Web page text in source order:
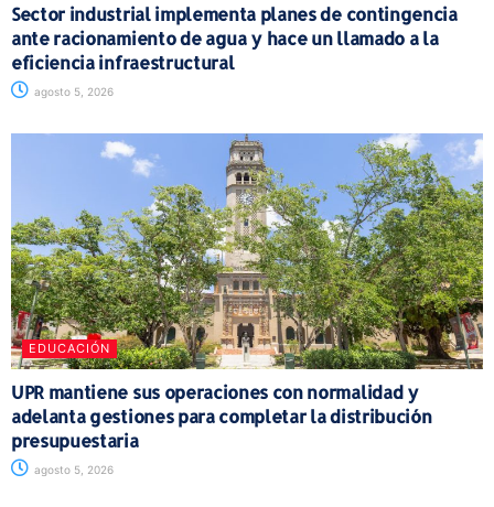
Sector industrial implementa planes de contingencia
ante racionamiento de agua y hace un llamado a la
eficiencia infraestructural
agosto 5, 2026
EDUCACIÓN
UPR mantiene sus operaciones con normalidad y
adelanta gestiones para completar la distribución
presupuestaria
agosto 5, 2026